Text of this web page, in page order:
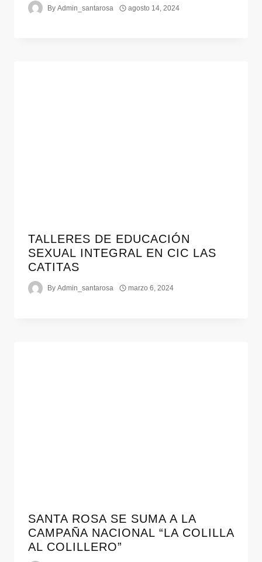
By Admin_santarosa agosto 14, 2024
TALLERES DE EDUCACIÓN
SEXUAL INTEGRAL EN CIC LAS
CATITAS
By Admin_santarosa marzo 6, 2024
SANTA ROSA SE SUMA A LA
CAMPAÑA NACIONAL “LA COLILLA
AL COLILLERO”